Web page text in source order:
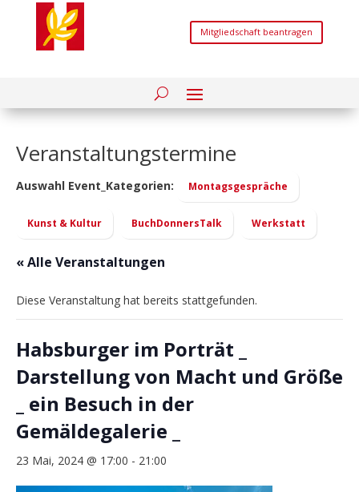
Mitgliedschaft beantragen
Veranstaltungstermine
Auswahl Event_Kategorien: Montagsgespräche
Kunst & Kultur BuchDonnersTalk Werkstatt
« Alle Veranstaltungen
Diese Veranstaltung hat bereits stattgefunden.
Habsburger im Porträt _
Darstellung von Macht und Größe
_ ein Besuch in der
Gemäldegalerie _
23 Mai, 2024 @ 17:00 - 21:00